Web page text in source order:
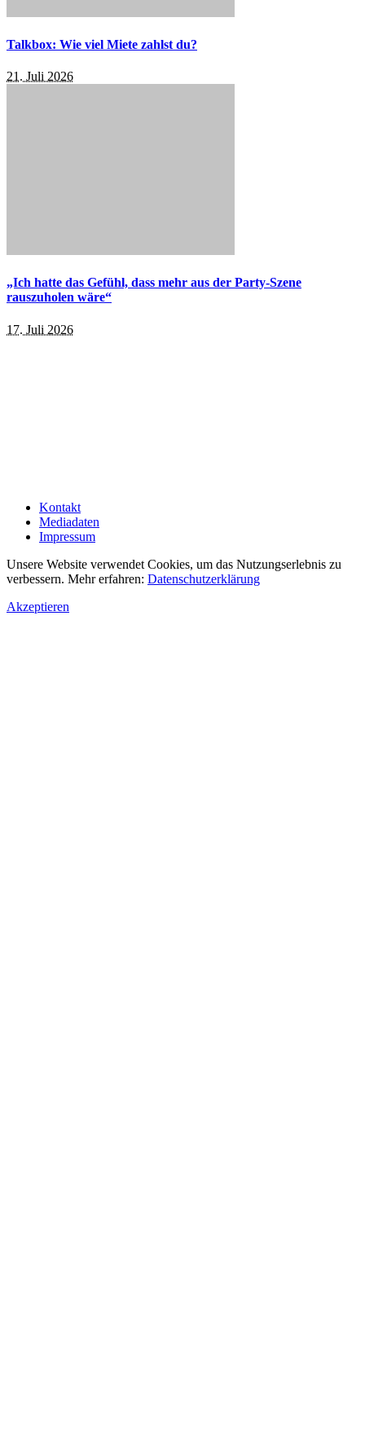
Talkbox: Wie viel Miete zahlst du?
21. Juli 2026
„Ich hatte das Gefühl, dass mehr aus der Party-Szene
rauszuholen wäre“
17. Juli 2026
Kontakt
Mediadaten
Impressum
Unsere Website verwendet Cookies, um das Nutzungserlebnis zu
verbessern. Mehr erfahren: Datenschutzerklärung
Akzeptieren